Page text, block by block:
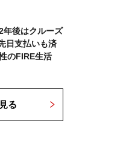
年後はクルーズ
日支払いも済
のFIRE生活
る